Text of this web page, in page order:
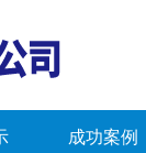
成功案例